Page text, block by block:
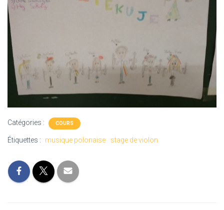
Catégories : COURS
Étiquettes : musique polonaise stage de violon